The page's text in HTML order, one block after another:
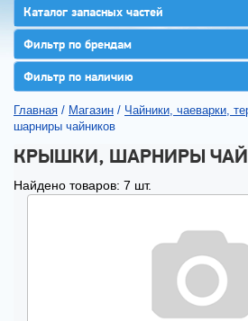
Каталог запасных частей
Фильтр по брендам
Фильтр по наличию
Главная / Магазин / Чайники, чаеварки,
шарниры чайников
КРЫШКИ, ШАРНИРЫ
Найдено товаров: 7 шт.